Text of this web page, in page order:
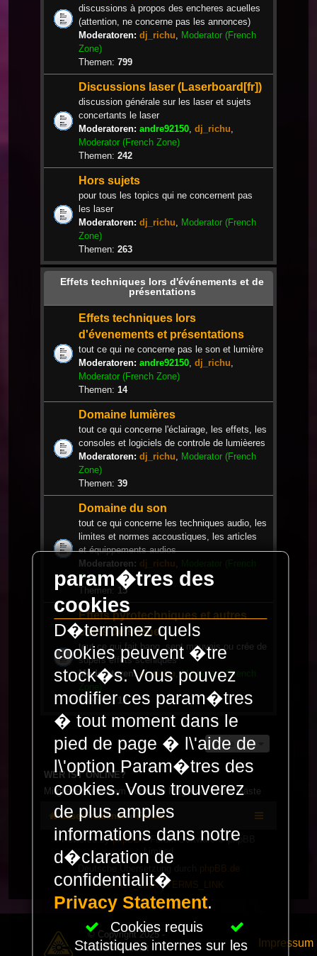
discussions à propos des encheres acuelles
(attention, ne concerne pas les annonces)
Moderatoren: dj_richu
Moderator (French
Zone)
Themen: 799
Discussions laser (Laserboard[fr])
discussion générale sur les laser et sujets
concertants le laser
Moderatoren: andre92150 dj_richu
Moderator (French Zone)
Themen: 242
Hors sujets
pour tous les topics qui ne concernent pas
les laser
Moderatoren: dj_richu
Moderator (French
Zone)
Themen: 263
Effets techniques lors d'événements et de
présentations
Effets techniques lors
d'évenements et présentations
tout ce qui ne concerne pas le son et lumière
Moderatoren: andre92150 dj_richu
Moderator (French Zone)
Themen: 14
Domaine lumières
tout ce qui concerne l'éclairage, les effets, les
consoles et logiciels de controle de lumièeres
Moderatoren: dj_richu
Moderator (French
Zone)
Themen: 39
Domaine du son
tout ce qui concerne les techniques audio, les
limites et normes accoustiques, les articles
et équippements audios
Moderatoren: dj_richu
Moderator (French
Zone)
Themen: 15
Effets pyrotechniques et autres
effets de scène
tout ce qui fait bang, sent mauvais ou crée de
supers effets scéniques
Moderatoren: dj_richu ,Moderator (French
Zone)
Themen: 12
Gehe zu
WER IST ONLINE?
Mitglieder in diesem Forum: 0 Mitglieder und 2 Gäste
LaserFreak.net Forum
Powered byphpBB® Forum Software © phpBB
Limited
phpBB.de
PRIVACY_LINK|TERMS_LINK
© Copyright 2025 -
LaserFreak.net
Impressum
param�tres des
cookies
D�terminez quels
cookies peuvent �tre
stock�s. Vous pouvez
modifier ces param�tres
� tout moment dans le
pied de page � l\'aide de
l\'option Param�tres des
cookies. Vous trouverez
de plus amples
informations dans notre
d�claration de
confidentialit�
Privacy Statement.
Cookies requis
Statistiques internes sur les